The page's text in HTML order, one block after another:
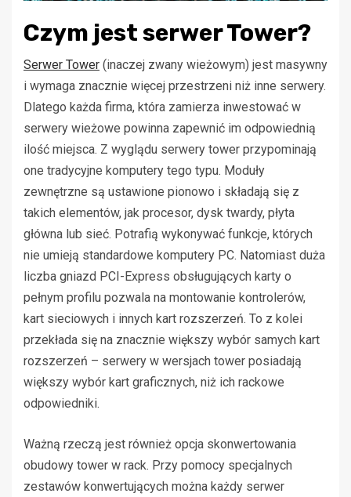
Czym jest serwer Tower?
Serwer Tower (inaczej zwany wieżowym) jest masywny
i wymaga znacznie więcej przestrzeni niż inne serwery.
Dlatego każda firma, która zamierza inwestować w
serwery wieżowe powinna zapewnić im odpowiednią
ilość miejsca. Z wyglądu serwery tower przypominają
one tradycyjne komputery tego typu. Moduły
zewnętrzne są ustawione pionowo i składają się z
takich elementów, jak procesor, dysk twardy, płyta
główna lub sieć. Potrafią wykonywać funkcje, których
nie umieją standardowe komputery PC. Natomiast duża
liczba gniazd PCI-Express obsługujących karty o
pełnym profilu pozwala na montowanie kontrolerów,
kart sieciowych i innych kart rozszerzeń. To z kolei
przekłada się na znacznie większy wybór samych kart
rozszerzeń – serwery w wersjach tower posiadają
większy wybór kart graficznych, niż ich rackowe
odpowiedniki.
Ważną rzeczą jest również opcja skonwertowania
obudowy tower w rack. Przy pomocy specjalnych
zestawów konwertujących można każdy serwer